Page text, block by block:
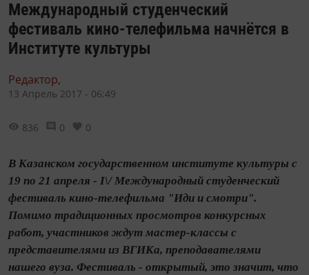
Международный студенческий
фестиваль кино-телефильма начнётся в
Институте культуры
Редактор,
13 Апрель 2017 - 06:49
836 0 0
В Казанском государственном институте культуры с
19 по 21 апреля - I\/ Международный студенческий
фестиваль кино-телефильма "Иди и смотри".
Помимо традиционных просмотров конкурсных
работ, участников ждут мастер-классы с
представителями из ВГИКа, преподавателями
нашего вуза. Фестиваль - открытый, это значит, что